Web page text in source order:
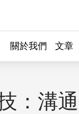
關於我們 文章
：溝